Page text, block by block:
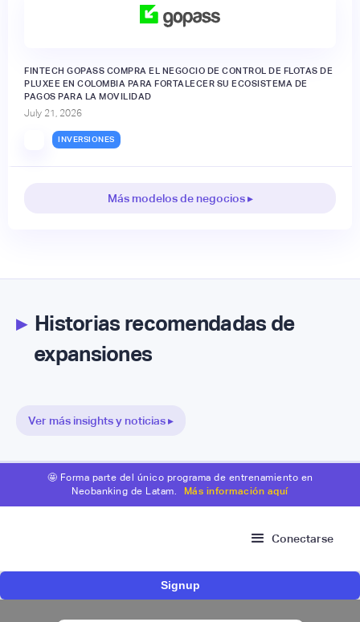
FINTECH GOPASS COMPRA EL NEGOCIO DE CONTROL DE FLOTAS DE
PLUXEE EN COLOMBIA PARA FORTALECER SU ECOSISTEMA DE
PAGOS PARA LA MOVILIDAD
July 21, 2026
INVERSIONES
Más modelos de negocios ▸
▸Historias recomendadas de
expansiones
Ver más insights y noticias ▸
🤩 Forma parte del único programa de entrenamiento en
Neobanking de Latam.
Más información aquí
Conectarse
Signup